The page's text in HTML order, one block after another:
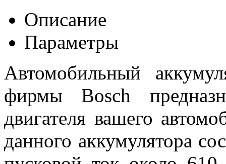
Описание
Параметры
Автомобильный
фирмы Bosch
двигателя вашего
данного аккумулятора